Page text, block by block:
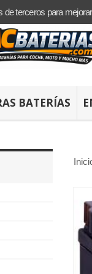
BATERÍAS
terceros para